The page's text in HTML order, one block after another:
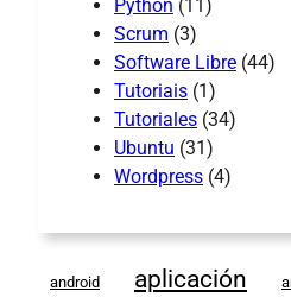
Python (11)
Scrum (3)
Software Libre (44)
Tutoriais (1)
Tutoriales (34)
Ubuntu (31)
Wordpress (4)
android aplicación